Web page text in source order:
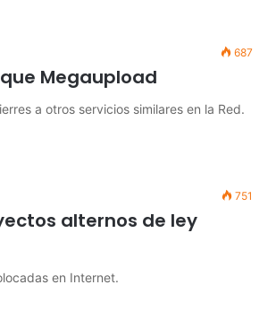
687
Megaupload
a otros servicios similares en la Red.
751
alternos de ley
en Internet.